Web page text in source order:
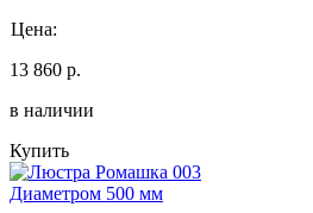
Цена:
13 860 р.
в наличии
Купить
Диаметром 500 мм